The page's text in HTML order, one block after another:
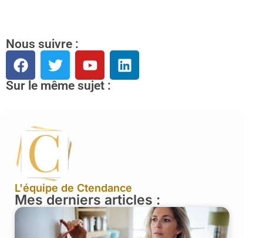
Nous suivre :
Sur le même sujet :
L'équipe de Ctendance
Mes derniers articles :